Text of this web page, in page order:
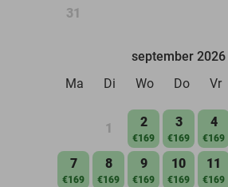
31
september 2026
Ma
Di Wo Do Vr
1 2
€169
3
€169
4
€169
7
€169
8
€169
9
€169
10
€169
11
€169